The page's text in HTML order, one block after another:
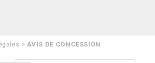
>AVIS DE CONCESSION